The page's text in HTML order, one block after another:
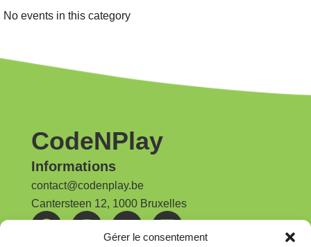
Gérer le consentement
No events in this category
CodeNPlay
Informations
contact@codenplay.be
Cantersteen 12, 1000 Bruxelles
Nos publications